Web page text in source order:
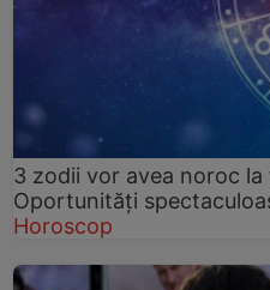
3 zodii vor avea noroc
Oportunități
Horoscop